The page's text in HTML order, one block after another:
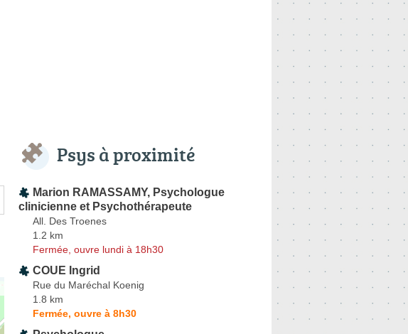
Psys à proximité
Marion RAMASSAMY, Psychologue
clinicienne et Psychothérapeute
All. Des Troenes
1.2 km
Fermée, ouvre lundi à 18h30
COUE Ingrid
Rue du Maréchal Koenig
1.8 km
Fermée, ouvre à 8h30